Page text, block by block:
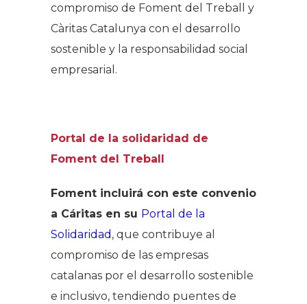
compromiso de Foment del Treball y
Càritas Catalunya con el desarrollo
sostenible y la responsabilidad social
empresarial.
Portal de la solidaridad de
Foment del Treball
Foment incluirá con este convenio
a Cáritas en su Portal de la
Solidaridad , que contribuye al
compromiso de las empresas
catalanas por el desarrollo sostenible
e inclusivo, tendiendo puentes de